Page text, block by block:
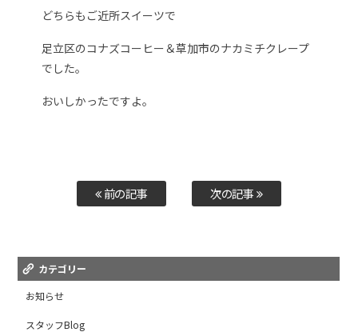
どちらもご近所スイーツで
足立区のコナズコーヒー＆草加市のナカミチクレープ
でした。
おいしかったですよ。
前の記事 次の記事
カテゴリー
お知らせ
スタッフBlog